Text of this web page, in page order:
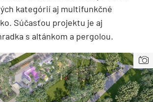
kategórií aj multifunkčné
Súčasťou projektu je aj
s altánkom a pergolou.